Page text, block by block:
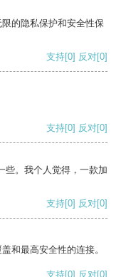
的隐私保护和安全性保
支持[0] 反对[0]
支持[0] 反对[0]
些。我个人觉得，一款加
支持[0] 反对[0]
和最高安全性的连接。
支持[0] 反对[0]